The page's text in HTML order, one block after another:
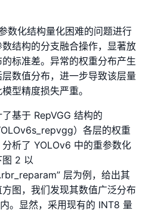
数化结构量化困难的问题进行
结构的分支融合操作，显著放
标准差。异常的权重分布产生
数值分布，进一步导致该层量
型精度损失严重。
基于 RepVGG 结构的
）各层的权重
析了 YOLOv6 中的重参数化
图 2 以
层为例，给出其
图，我们发现其数值广泛分布
。显然，采用现有的 INT8 量